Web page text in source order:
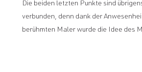
Die beiden letzten Punkte sind
verbunden, denn dank der
berühmten Maler wurde die Idee des